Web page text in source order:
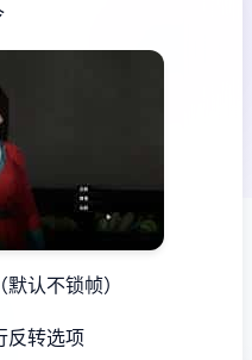
认不锁帧）
反转选项